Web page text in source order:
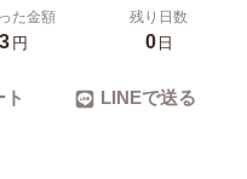
た金額
円
残り日数
0日
LINEで送る